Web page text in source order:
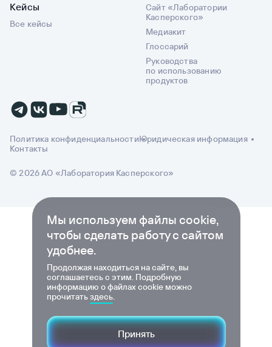
Кейсы
Все кейсы
Сайт «Лаборатории
Касперского»
Медиакит
Глоссарий
Руководства
по использованию
продуктов
© 2026 АО «Лаборатория Касперского»
Политика конфиденциальностиЮридическая информация
Контакты
Мы используем файлы cookie,
чтобы сделать работу с сайтом
удобнее.
Продолжая находиться на сайте, вы
соглашаетесь с этим. Подробную
информацию о файлах cookie можно
прочитатьздесь.
Принять